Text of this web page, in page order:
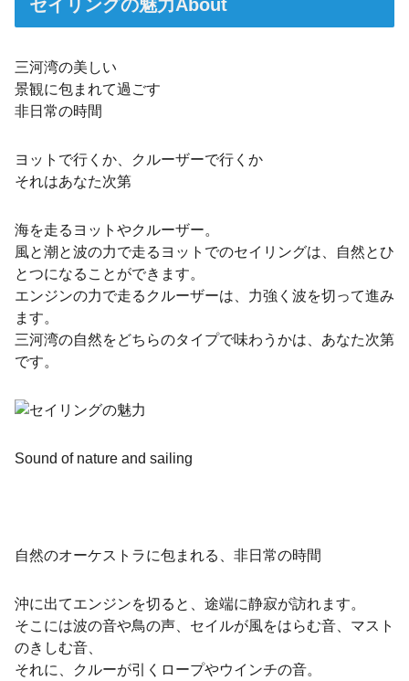
セイリングの魅力About
三河湾の美しい
景観に包まれて過ごす
非日常の時間
ヨットで行くか、クルーザーで行くか
それはあなた次第
海を走るヨットやクルーザー。
風と潮と波の力で走るヨットでのセイリングは、自然とひ
とつになることができます。
エンジンの力で走るクルーザーは、力強く波を切って進み
ます。
三河湾の自然をどちらのタイプで味わうかは、あなた次第
です。
Sound of nature and sailing
自然のオーケストラに包まれる、非日常の時間
沖に出てエンジンを切ると、途端に静寂が訪れます。
そこには波の音や鳥の声、セイルが風をはらむ音、マスト
のきしむ音、
それに、クルーが引くロープやウインチの音。